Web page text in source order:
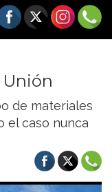
Unión
de materiales
el caso nunca